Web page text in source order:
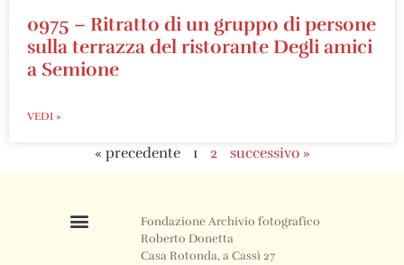
0975 – Ritratto di un gruppo di persone
sulla terrazza del ristorante Degli amici
a Semione
VEDI »
« precedente 1 2 successivo »
Fondazione Archivio fotografico
Roberto Donetta
Casa Rotonda, a Cassì 27